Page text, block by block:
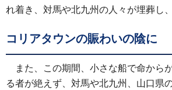
れ着き、対馬や北九州の人々が埋葬し
コリアタウンの賑わいの陰に
また、この期間、小さな船で命から
る者が絶えず、対馬や北九州、山口県